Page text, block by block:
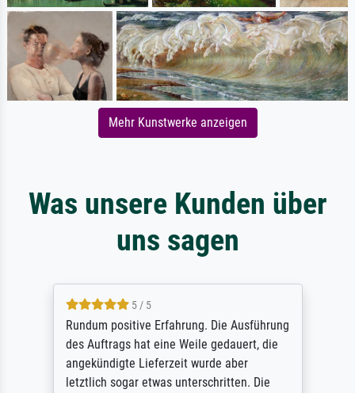
Mehr Kunstwerke anzeigen
Was unsere Kunden über
uns sagen
5 / 5
Rundum positive Erfahrung. Die Ausführung
des Auftrags hat eine Weile gedauert, die
angekündigte Lieferzeit wurde aber
letztlich sogar etwas unterschritten. Die